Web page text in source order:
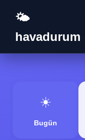
🌤️
havadurum
☀️
Bugün